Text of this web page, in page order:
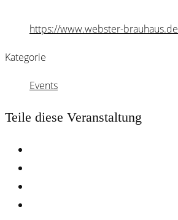
https://www.webster-brauhaus.de
Kategorie
Events
Teile diese Veranstaltung